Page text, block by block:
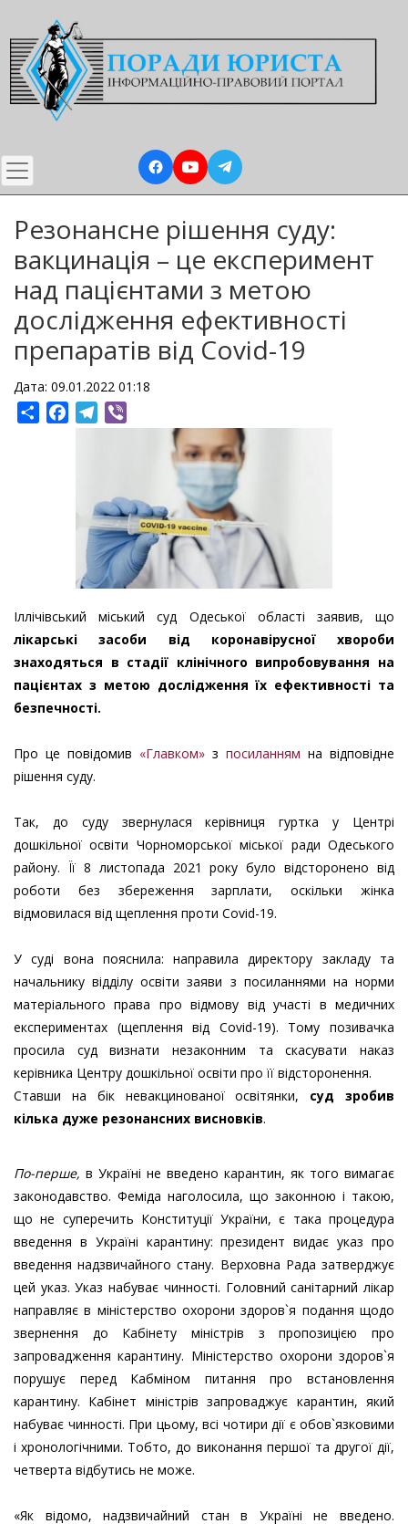
до
основного
вмісту
Резонансне рішення суду:
вакцинація – це експеримент
над пацієнтами з метою
дослідження ефективності
препаратів від Covid-19
Дата: 09.01.2022 01:18
ShareFacebookTelegram
Іллічівський міський суд Одеської області заявив, що
лікарські засоби від коронавірусної хвороби
знаходяться в стадії клінічного випробовування на
пацієнтах з метою дослідження їх ефективності та
безпечності.
Про це повідомив «Главком» з посиланням на відповідне
рішення суду.
Так, до суду звернулася керівниця гуртка у Центрі
дошкільної освіти Чорноморської міської ради Одеського
району. Її 8 листопада 2021 року було відсторонено від
роботи без збереження зарплати, оскільки жінка
відмовилася від щеплення проти Covid-19.
У суді вона пояснила: направила директору закладу та
начальнику відділу освіти заяви з посиланнями на норми
матеріального права про відмову від участі в медичних
експериментах (щеплення від Covid-19). Тому позивачка
просила суд визнати незаконним та скасувати наказ
керівника Центру дошкільної освіти про її відсторонення.
Ставши на бік невакцинованої освітянки, суд зробив
кілька дуже резонансних висновків.
По-перше, в Україні не введено карантин, як того вимагає
законодавство. Феміда наголосила, що законною і такою,
що не суперечить Конституції України, є така процедура
введення в Україні карантину: президент видає указ про
введення надзвичайного стану. Верховна Рада затверджує
цей указ. Указ набуває чинності. Головний санітарний лікар
направляє в міністерство охорони здоров`я подання щодо
звернення до Кабінету міністрів з пропозицією про
запровадження карантину. Міністерство охорони здоров`я
порушує перед Кабміном питання про встановлення
карантину. Кабінет міністрів запроваджує карантин, який
набуває чинності. При цьому, всі чотири дії є обов`язковими
і хронологічними. Тобто, до виконання першої та другої дії,
четверта відбутись не може.
«Як відомо, надзвичайний стан в Україні не введено.